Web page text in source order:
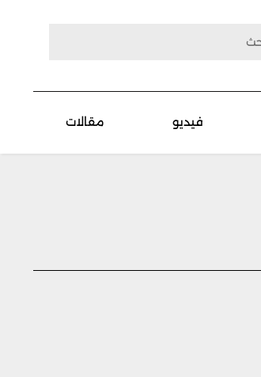
فيديو مقالات